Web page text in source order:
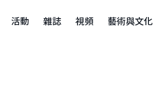
活動 雜誌 視頻 藝術與文化